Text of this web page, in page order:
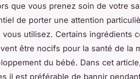
que vous prenez soin de votre
de porter une attention
utilisez. Certains ingrédients
être nocifs pour la santé de la
du bébé. Dans cet
il est préférable de bannir